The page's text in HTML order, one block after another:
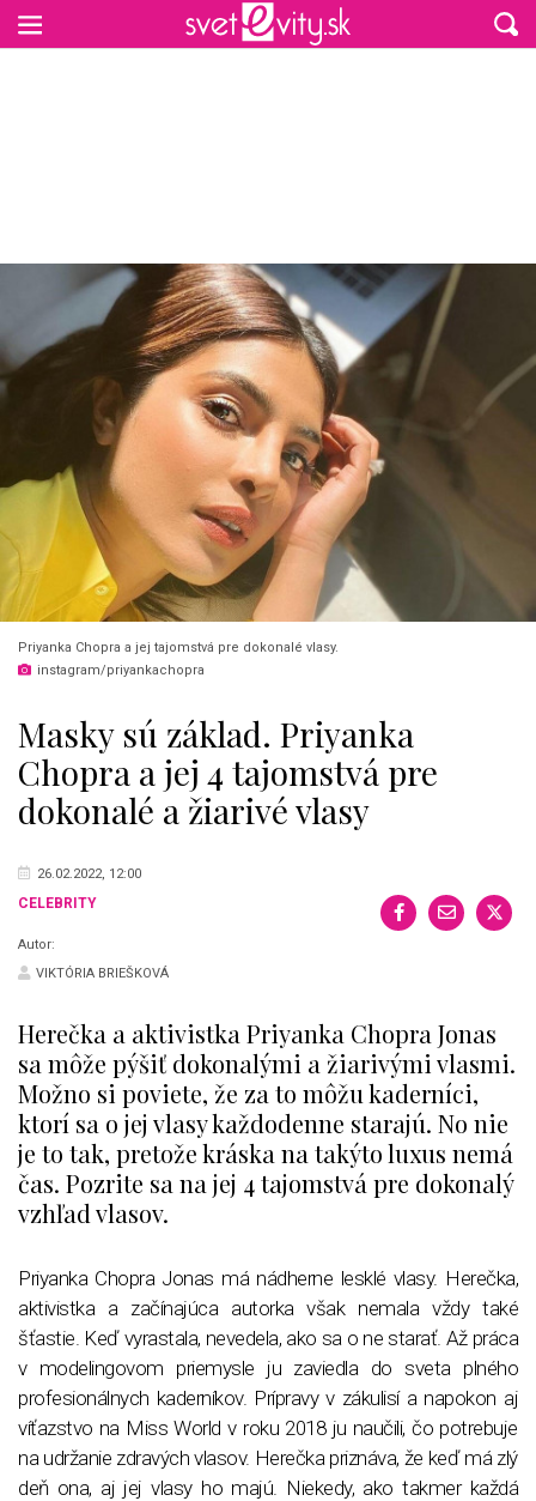
Priyanka Chopra a jej tajomstvá pre dokonalé vlasy.
instagram/priyankachopra
Masky sú základ. Priyanka
Chopra a jej 4 tajomstvá pre
dokonalé a žiarivé vlasy
26.02.2022, 12:00
CELEBRITY
Autor:
VIKTÓRIA BRIEŠKOVÁ
Herečka a aktivistka Priyanka Chopra Jonas
sa môže pýšiť dokonalými a žiarivými vlasmi.
Možno si poviete, že za to môžu kaderníci,
ktorí sa o jej vlasy každodenne starajú. No nie
je to tak, pretože kráska na takýto luxus nemá
čas. Pozrite sa na jej 4 tajomstvá pre dokonalý
vzhľad vlasov.
Priyanka Chopra Jonas má nádherne lesklé vlasy. Herečka,
aktivistka a začínajúca autorka však nemala vždy také
šťastie. Keď vyrastala, nevedela, ako sa o ne starať. Až práca
v modelingovom priemysle ju zaviedla do sveta plného
profesionálnych kaderníkov. Prípravy v zákulisí a napokon aj
víťazstvo na Miss World v roku 2018 ju naučili, čo potrebuje
na udržanie zdravých vlasov. Herečka priznáva, že keď má zlý
deň ona, aj jej vlasy ho majú. Niekedy, ako takmer každá